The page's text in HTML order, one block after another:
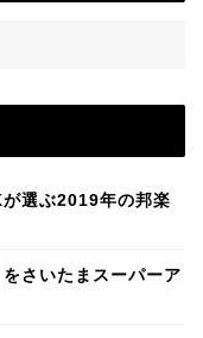
選ぶ2019年の邦楽
さいたまスーパーア